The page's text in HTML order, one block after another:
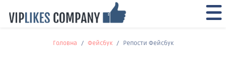
Головна Фейсбук Репости Фейсбук